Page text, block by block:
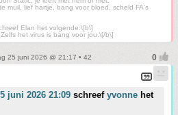
muil, lief hartje, bang voor bloed, scheld FA's
Elan het volgende:\[b\]
het virus is bang voor jou.\[/b\]
25 juni 2026 @ 21:17 • 42
juni 2026 21:09 schreef yvonne het